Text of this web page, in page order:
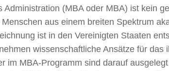
Administration (MBA oder MBA) ist kein
aus einem breiten Spektrum
ist in den Vereinigten Staaten
wissenschaftliche Ansätze für das
im MBA-Programm sind darauf